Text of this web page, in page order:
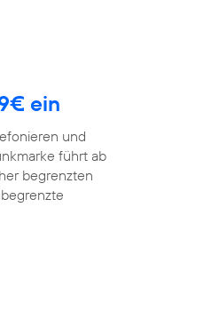
ein
und
führt ab
begrenzten